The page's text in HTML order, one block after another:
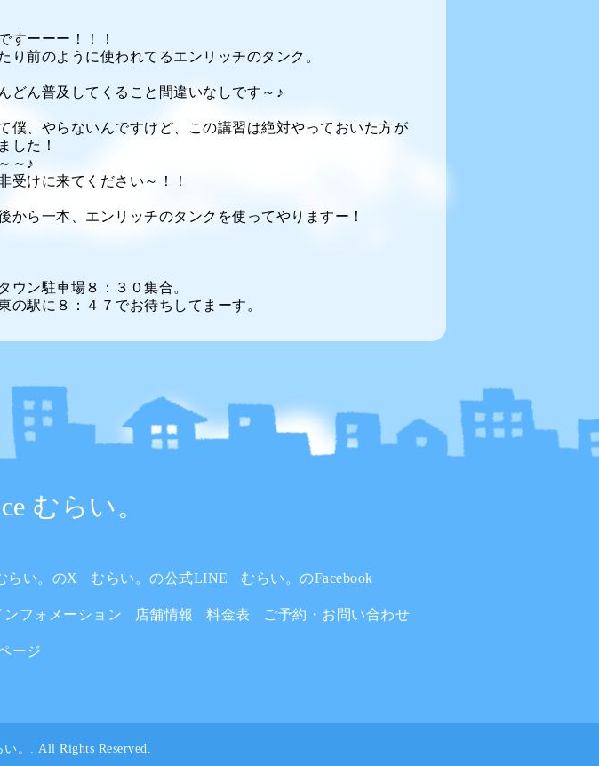
すーーー！！！
り前のように使われてるエンリッチのタンク。
どん普及してくること間違いなしです～♪
僕、やらないんですけど、この講習は絶対やっておいた方が
した！
～♪
受けに来てください～！！
から一本、エンリッチのタンクを使ってやりますー！
ウン駐車場８：３０集合。
の駅に８：４７でお待ちしてまーす。
むらい。
らい。のX むらい。の公式LINE むらい。のFacebook
ンフォメーション 店舗情報 料金表 ご予約・お問い合わせ
ージ
。 . All Rights Reserved.